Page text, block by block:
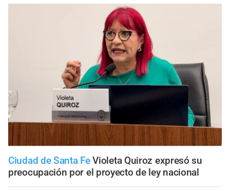
Ciudad de Santa Fe Violeta Quiroz expresó su
preocupación por el proyecto de ley nacional